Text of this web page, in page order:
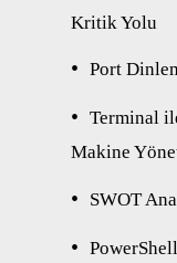
Kritik Yolu
Port
Terminal
Makine
SWOT